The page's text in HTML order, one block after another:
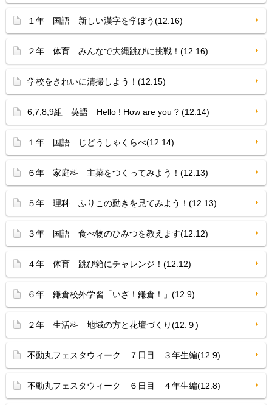
１年 国語 新しい漢字を学ぼう(12.16)
２年 体育 みんなで大縄跳びに挑戦！(12.16)
学校をきれいに清掃しよう！(12.15)
6,7,8,9組 英語 Hello ! How are you ? (12.14)
１年 国語 じどうしゃくらべ(12.14)
６年 家庭科 主菜をつくってみよう！(12.13)
５年 理科 ふりこの動きを見てみよう！(12.13)
３年 国語 食べ物のひみつを教えます(12.12)
４年 体育 跳び箱にチャレンジ！(12.12)
６年 鎌倉校外学習「いざ！鎌倉！」(12.9)
２年 生活科 地域の方と花壇づくり(12.９)
不動丸フェスタウィーク ７日目 ３年生編(12.9)
不動丸フェスタウィーク ６日目 ４年生編(12.8)